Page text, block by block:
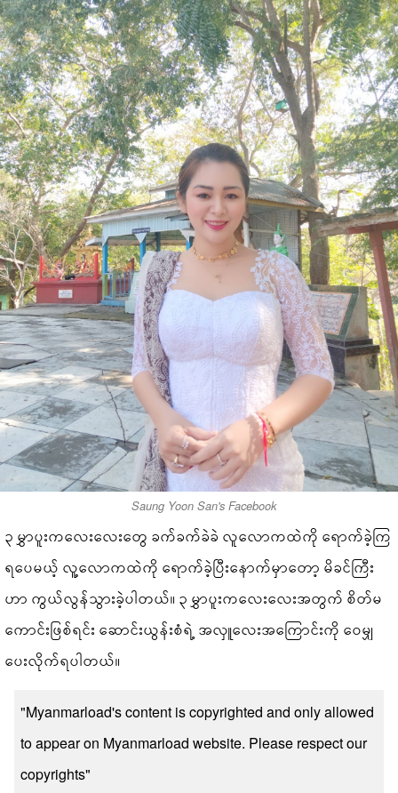
Saung Yoon San's Facebook
၃ မွှာပူးကလေးလေးတွေ ခက်ခက်ခဲခဲ လူလောကထဲကို ရောက်ခဲ့ကြ
ရပေမယ့် လူ့လောကထဲကို ရောက်ခဲ့ပြီးနောက်မှာတော့ မိခင်ကြီး
ဟာ ကွယ်လွန်သွားခဲ့ပါတယ်။ ၃ မွှာပူးကလေးလေးအတွက် စိတ်မ
ကောင်းဖြစ်ရင်း ဆောင်းယွန်းစံရဲ့ အလှူလေးအကြောင်းကို ဝေမျှ
ပေးလိုက်ရပါတယ်။
"Myanmarload's content is copyrighted and only allowed
to appear on Myanmarload website. Please respect our
copyrights"